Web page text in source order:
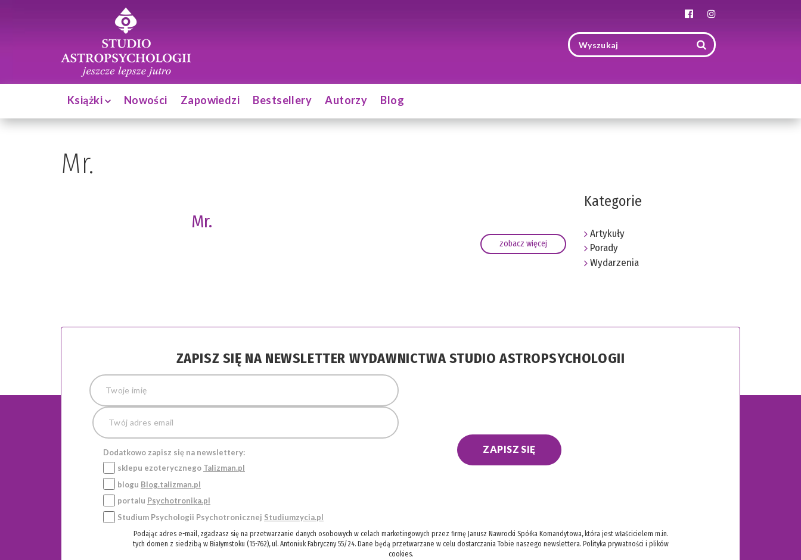
Książki Nowości Zapowiedzi Bestsellery Autorzy Blog
Mr.
Mr.
zobacz więcej
Kategorie
Artykuły
Porady
Wydarzenia
ZAPISZ SIĘ NA NEWSLETTER WYDAWNICTWA STUDIO ASTROPSYCHOLOGII
Dodatkowo zapisz się na newslettery:
sklepu ezoterycznego Talizman.pl
blogu Blog.talizman.pl
portalu Psychotronika.pl
Studium Psychologii Psychotronicznej Studiumzycia.pl
ZAPISZ SIĘ
Podając adres e-mail, zgadzasz się na przetwarzanie danych osobowych w celach marketingowych przez firmę Janusz Nawrocki Spółka Komandytowa, która jest właścicielem m.in.
tych domen z siedzibą w Białymstoku (15-762), ul. Antoniuk Fabryczny 55/24. Dane będą przetwarzane w celu dostarczania Tobie naszego newslettera. Polityka prywatności i plików
cookies.